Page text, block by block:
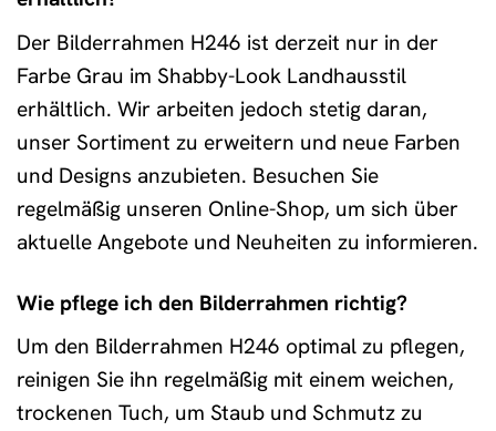
Der Bilderrahmen H246 ist derzeit nur in der
Farbe Grau im Shabby-Look Landhausstil
erhältlich. Wir arbeiten jedoch stetig daran,
unser Sortiment zu erweitern und neue Farben
und Designs anzubieten. Besuchen Sie
regelmäßig unseren Online-Shop, um sich über
aktuelle Angebote und Neuheiten zu informieren.
Wie pflege ich den Bilderrahmen richtig?
Um den Bilderrahmen H246 optimal zu pflegen,
reinigen Sie ihn regelmäßig mit einem weichen,
trockenen Tuch, um Staub und Schmutz zu